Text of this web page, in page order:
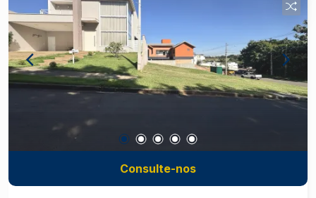
Estrutura preparada para eventos e atendimento
ao público
Consulte-nos